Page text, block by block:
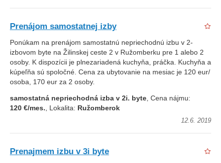
Prenájom samostatnej izby
Ponúkam na prenájom samostatnú nepriechodnú izbu v 2-
izbovom byte na Žilinskej ceste 2 v Ružomberku pre 1 alebo 2
osoby. K dispozícii je plnezariadená kuchyňa, práčka. Kuchyňa a
kúpeľňa sú spoločné. Cena za ubytovanie na mesiac je 120 eur/
osoba, 170 eur za 2 osoby.
samostatná nepriechodná izba v 2i. byte, Cena nájmu:
120 €/mes., Lokalita: Ružomberok
12.6. 2019
Prenajmem izbu v 3i byte